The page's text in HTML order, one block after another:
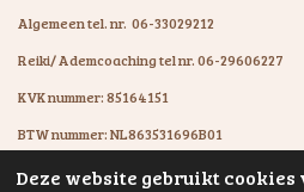
Deze website gebruikt
Algemeen tel. nr. 06-33029212
Reiki/ Ademcoaching tel nr. 06-29606227
KVK nummer: 85164151
BTW nummer: NL863531696B01
IBAN: NL07KNAB0602931894